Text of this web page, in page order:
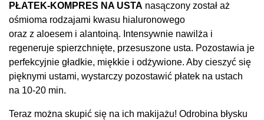
PŁATEK-KOMPRES NA USTA nasączony został aż
ośmioma rodzajami kwasu hialuronowego
oraz z aloesem i alantoiną. Intensywnie nawilża i
regeneruje spierzchnięte, przesuszone usta. Pozostawia je
perfekcyjnie gładkie, miękkie i odżywione. Aby cieszyć się
pięknymi ustami, wystarczy pozostawić płatek na ustach
na 10-20 min.
Teraz można skupić się na ich makijażu! Odrobina błysku